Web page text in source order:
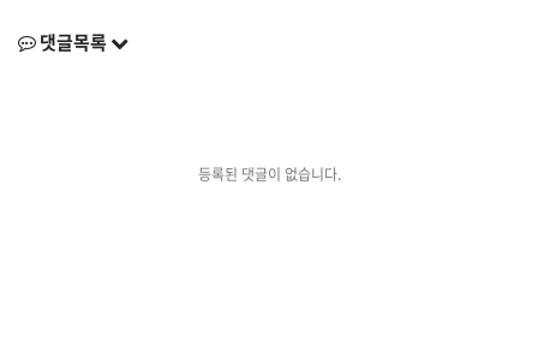
댓글목록
등록된 댓글이 없습니다.